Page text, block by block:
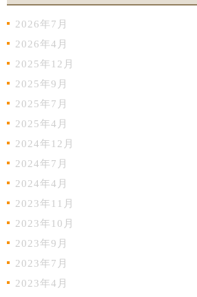
2026年7月
2026年4月
2025年12月
2025年9月
2025年7月
2025年4月
2024年12月
2024年7月
2024年4月
2023年11月
2023年10月
2023年9月
2023年7月
2023年4月